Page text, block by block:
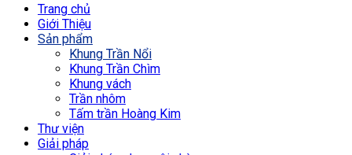
Trang chủ
Giới Thiệu
Sản phẩm
Khung Trần Nổi
Khung Trần Chìm
Khung vách
Trần nhôm
Tấm trần Hoàng Kim
Thư viện
Giải pháp